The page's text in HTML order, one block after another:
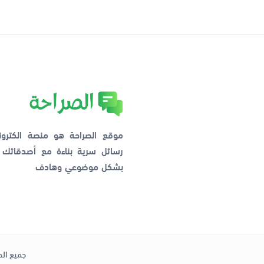
موقع الصراحة هو منصة
رسائل سرية بناءة مع
بشكل موضوعي وهادف
جميع